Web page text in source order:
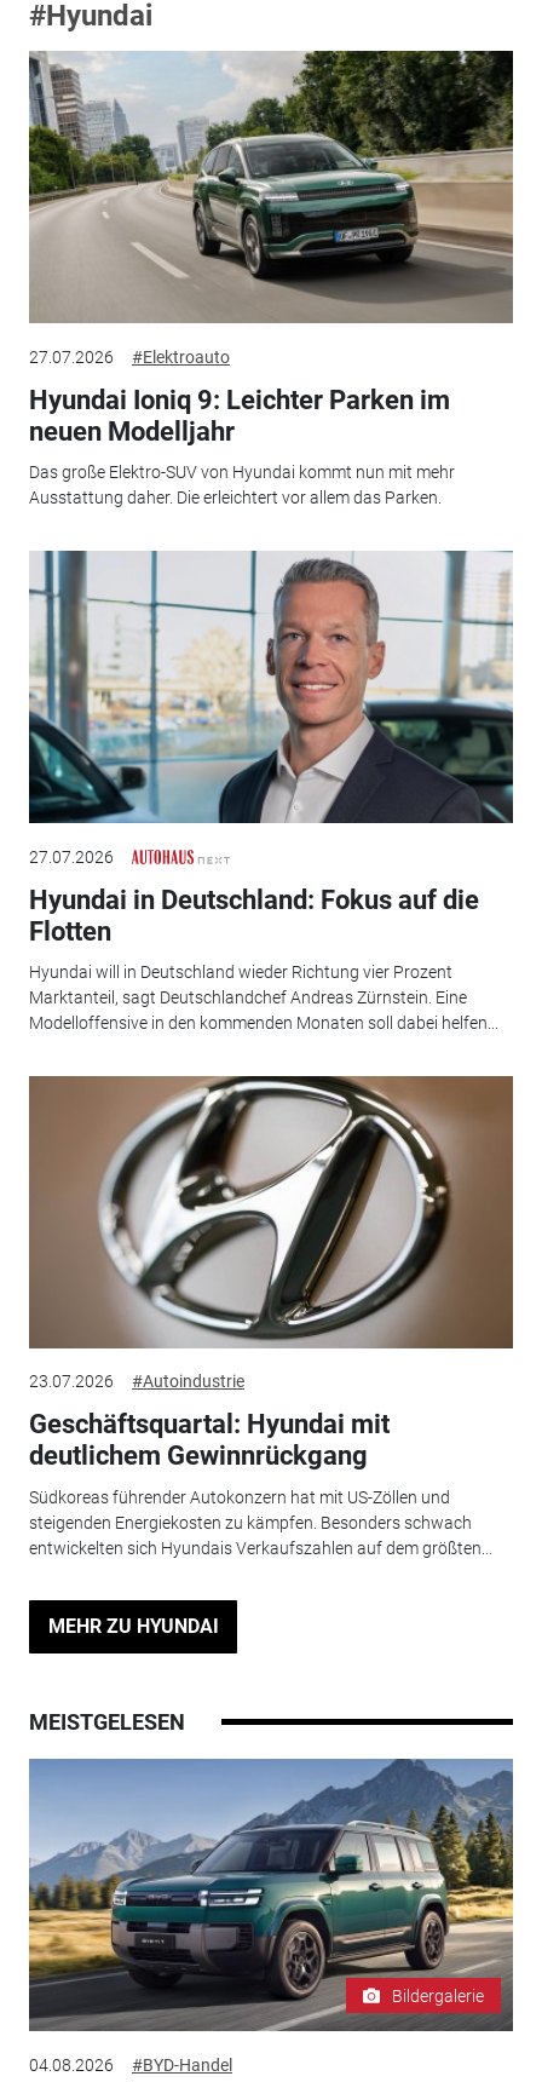
#Hyundai
27.07.2026 #Elektroauto
Hyundai Ioniq 9: Leichter Parken im
neuen Modelljahr
Das große Elektro-SUV von Hyundai kommt nun mit mehr
Ausstattung daher. Die erleichtert vor allem das Parken.
27.07.2026
Hyundai in Deutschland: Fokus auf die
Flotten
Hyundai will in Deutschland wieder Richtung vier Prozent
Marktanteil, sagt Deutschlandchef Andreas Zürnstein. Eine
Modelloffensive in den kommenden Monaten soll dabei helfen...
23.07.2026 #Autoindustrie
Geschäftsquartal: Hyundai mit
deutlichem Gewinnrückgang
Südkoreas führender Autokonzern hat mit US-Zöllen und
steigenden Energiekosten zu kämpfen. Besonders schwach
entwickelten sich Hyundais Verkaufszahlen auf dem größten...
MEHR ZU HYUNDAI
MEISTGELESEN
Bildergalerie
04.08.2026 #BYD-Handel